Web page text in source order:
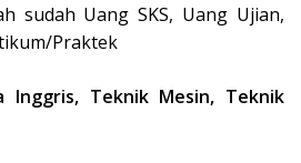
sudah Uang SKS, Uang Ujian,
Praktek
Inggris, Teknik Mesin, Teknik